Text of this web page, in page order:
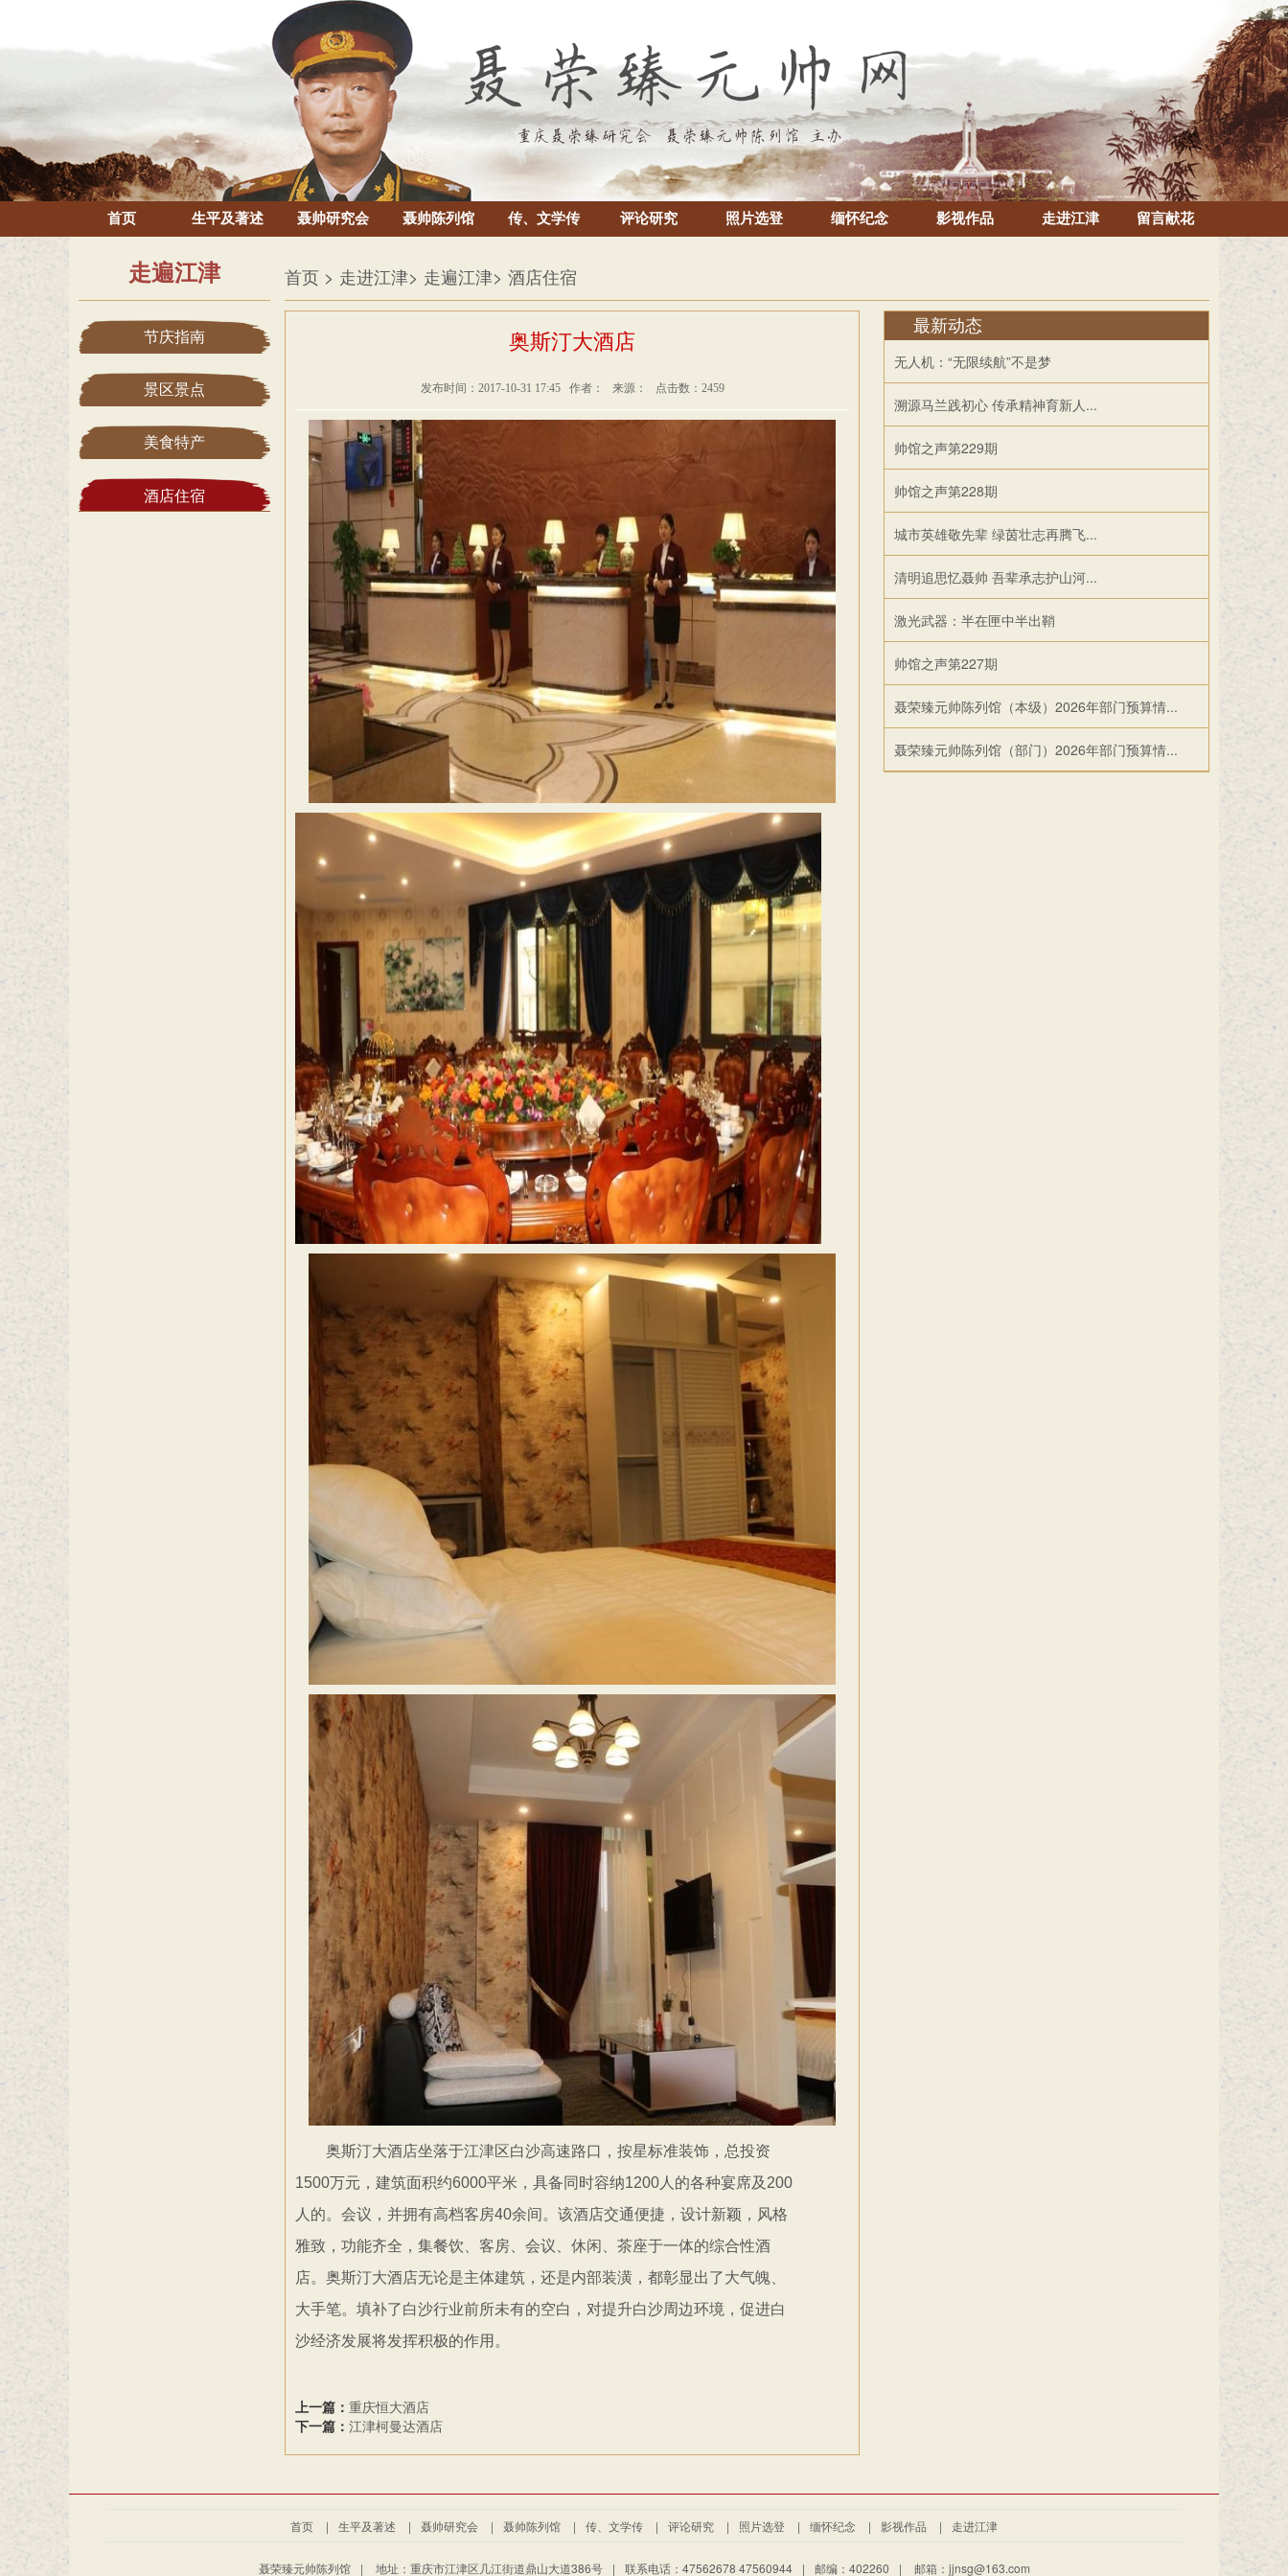
首页 生平及著述 聂帅研究会 聂帅陈列馆 传、文学传 评论研究 照片选登 缅怀纪念 影视作品 走进江津 留言献花
走遍江津
节庆指南
景区景点
美食特产
酒店住宿
首页 > 走进江津> 走遍江津> 酒店住宿
奥斯汀大酒店
发布时间：2017-10-31 17:45 作者： 来源： 点击数：2459
奥斯汀大酒店坐落于江津区白沙高速路口，按星标准装饰，总投资
1500万元，建筑面积约6000平米，具备同时容纳1200 人的各种宴席及 200
人的。会议，并拥有高档客房40余间。该酒店交通便捷，设计新颖，风格
雅致，功能齐全，集餐饮、客房、会议、休闲、茶座于一体的综合性酒
店。奥斯汀大酒店无论是主体建筑，还是内部装潢，都彰显出了大气魄、
大手笔。填补了白沙行业前所未有的空白，对提升白沙周边环境，促进白
沙经济发展将发挥积极的作用。
上一篇： 重庆恒大酒店
下一篇： 江津柯曼达酒店
最新动态
无人机：“无限续航”不是梦
溯源马兰践初心 传承精神育新人...
帅馆之声第229期
帅馆之声第228期
城市英雄敬先辈 绿茵壮志再腾飞...
清明追思忆聂帅 吾辈承志护山河...
激光武器：半在匣中半出鞘
帅馆之声第227期
聂荣臻元帅陈列馆（本级）2026年部门预算情...
聂荣臻元帅陈列馆（部门）2026年部门预算情...
首页 | 生平及著述 | 聂帅研究会 | 聂帅陈列馆 | 传、文学传 | 评论研究 | 照片选登 | 缅怀纪念 | 影视作品 | 走进江津
聂荣臻元帅陈列馆 | 地址：重庆市江津区几江街道鼎山大道386号 | 联系电话：47562678 47560944 | 邮编：402260 | 邮箱：jjnsg@163.com